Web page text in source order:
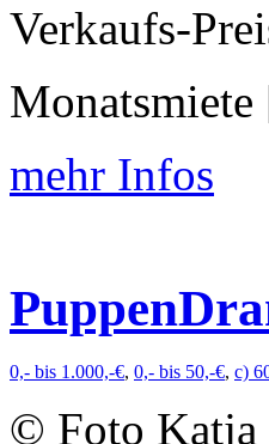
Verkaufs-
mehr Infos
0,- bis 1.000,-€, 0,- bis 50,-€, c)
© Foto Katja